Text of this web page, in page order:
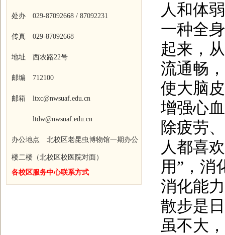
处办 029-87092668 / 87092231
传真 029-87092668
地址 西农路22号
邮编 712100
邮箱 ltxc@nwsuaf.edu.cn
ltdw@nwsuaf.edu.cn
办公地点 北校区老昆虫博物馆一期办公
楼二楼（北校区校医院对面）
各校区服务中心联系方式
人和体
一种全
起来，
流通畅
使大脑
增强心
除疲劳
人都喜
用”，消
消化能
散步是
虽不大